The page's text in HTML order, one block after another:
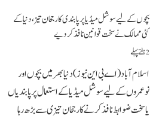
بچوں کے لیے سوشل میڈیا پر پابندی کا رجحان تیز، دنیا کے
کئی ممالک نے سخت قوانین نافذ کر دیے
2 ہفتے پہلے
اسلام آباد(اے بی این نیوز) دنیا بھر میں بچوں اور
نوعمروں کے لیے سوشل میڈیا کے استعمال پر پابندیاں
یا سخت ضوابط نافذ کرنے کا رجحان تیزی سے بڑھ رہا